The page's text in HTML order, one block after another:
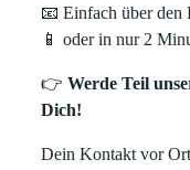
📧 Einfach über den
📱 oder in nur 2
👉 Werde Teil
Dich!
Dein Kontakt vor